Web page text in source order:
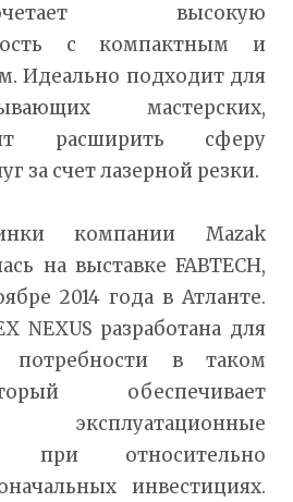
высокую
с компактным и
Идеально подходит для
мастерских,
расширить сферу
за счет лазерной резки.
компании Mazak
на выставке FABTECH,
2014 года в Атланте.
NEXUS разработана для
потребности в таком
обеспечивает
эксплуатационные
при относительно
инвестициях.